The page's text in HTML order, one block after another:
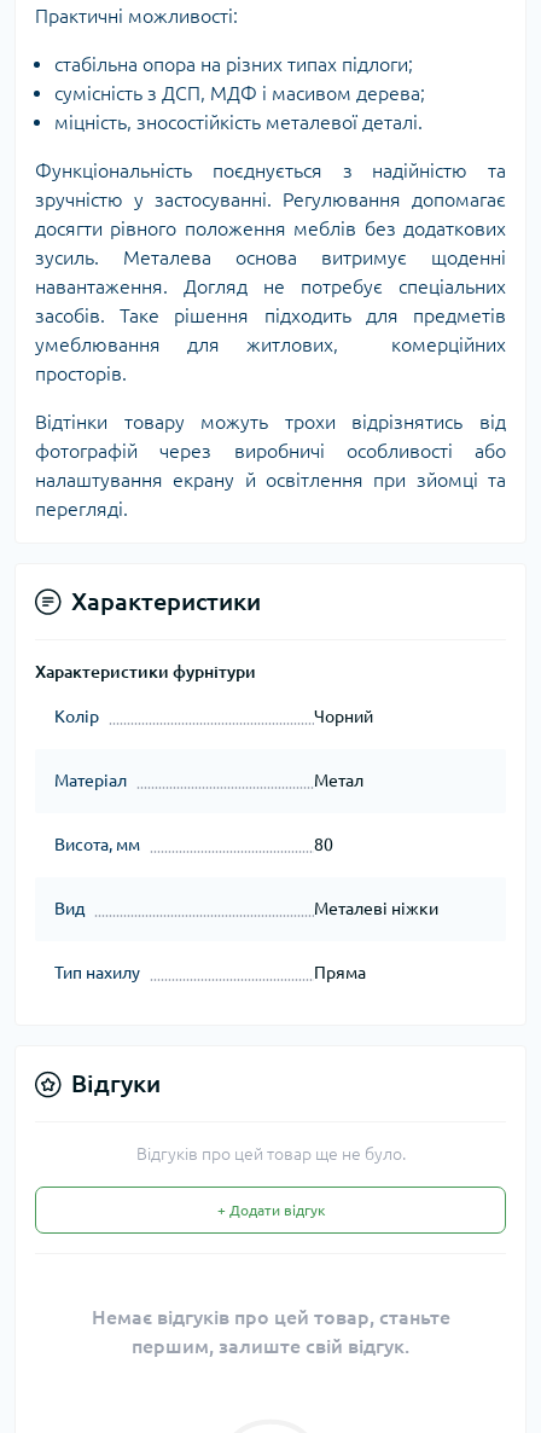
Практичні можливості:
стабільна опора на різних типах підлоги;
сумісність з ДСП, МДФ і масивом дерева;
міцність, зносостійкість металевої деталі.
Функціональність поєднується з надійністю та
зручністю у застосуванні. Регулювання допомагає
досягти рівного положення меблів без додаткових
зусиль. Металева основа витримує щоденні
навантаження. Догляд не потребує спеціальних
засобів. Таке рішення підходить для предметів
умеблювання для житлових, комерційних
просторів.
Відтінки товару можуть трохи відрізнятись від
фотографій через виробничі особливості або
налаштування екрану й освітлення при зйомці та
перегляді.
Характеристики
Характеристики фурнітури
Колір Чорний
Матеріал Метал
Висота, мм 80
Вид Металеві ніжки
Тип нахилу Пряма
Відгуки
Відгуків про цей товар ще не було.
+ Додати відгук
Немає відгуків про цей товар, станьте
першим, залиште свій відгук.